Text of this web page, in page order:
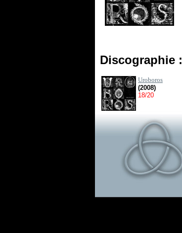
Discographie :
Uroboros
(2008)
18/20